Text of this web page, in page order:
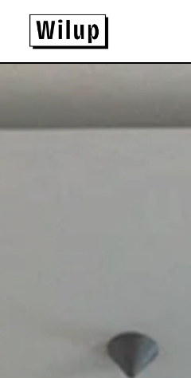
Revenir sur la page d'accueil